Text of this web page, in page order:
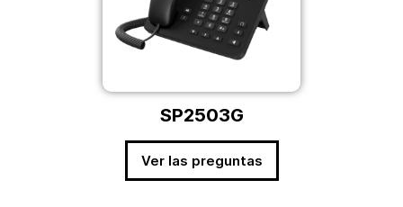
SP2503G
Ver las preguntas